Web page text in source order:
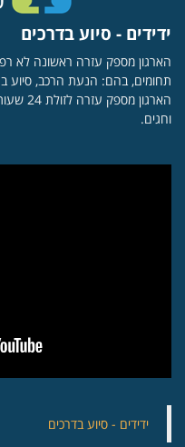
ידידים - סיוע בדרכים
הארגון מספק עזרה ראשונה לא
תחומים, בהם: הנעת הרכב, סיוע
וחגים.
‏ידידים - סיוע בדרכים